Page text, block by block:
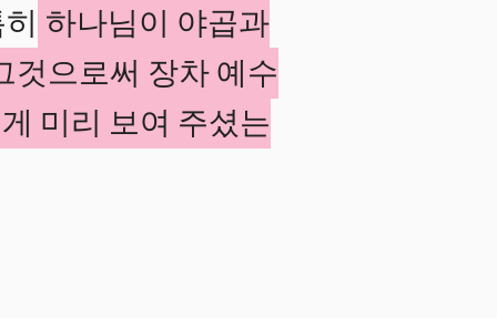
하나님이 야곱과
것으로써 장차 예수
미리 보여 주셨는